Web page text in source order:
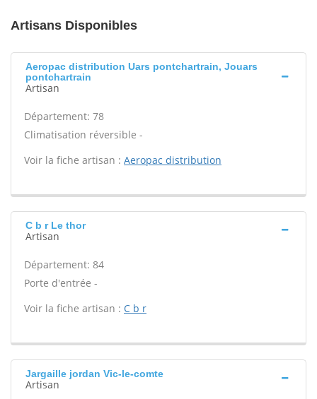
Artisans Disponibles
Aeropac distribution Uars pontchartrain, Jouars
pontchartrain
Artisan
Département: 78
Climatisation réversible -
Voir la fiche artisan : Aeropac distribution
C b r Le thor
Artisan
Département: 84
Porte d'entrée -
Voir la fiche artisan : C b r
Jargaille jordan Vic-le-comte
Artisan